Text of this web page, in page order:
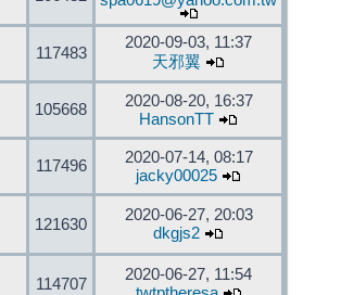
117483
2020-09-03, 11:37
天邪翼
105668
2020-08-20, 16:37
HansonTT
117496
2020-07-14, 08:17
jacky00025
121630
2020-06-27, 20:03
dkgjs2
114707
2020-06-27, 11:54